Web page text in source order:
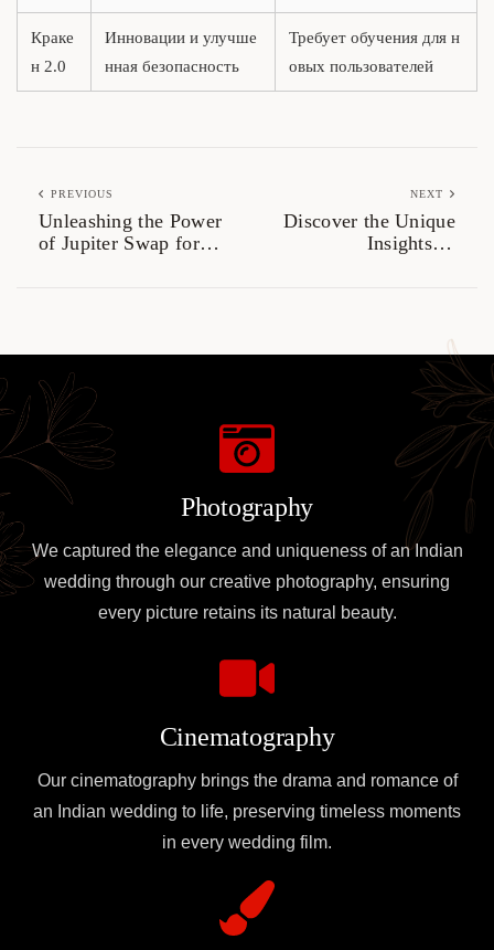
Краке
н 2.0
Инновации и улучше
нная безопасность
Требует обучения для н
овых пользователей
PREVIOUS
Unleashing the Power
of Jupiter Swap for
NEXT
Discover the Unique
Insights of
Photography
We captured the elegance and uniqueness of an Indian
wedding through our creative photography, ensuring
every picture retains its natural beauty.
Cinematography
Our cinematography brings the drama and romance of
an Indian wedding to life, preserving timeless moments
in every wedding film.